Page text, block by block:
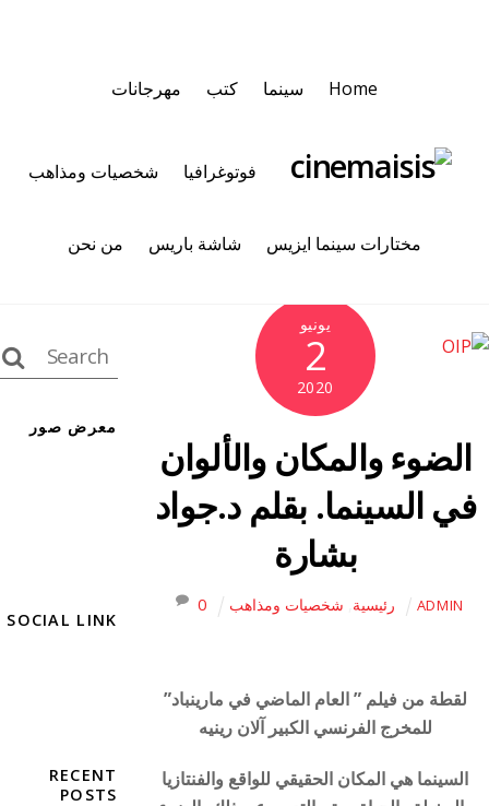
Home سينما كتب مهرجانات
فوتوغرافيا شخصيات ومذاهب
مختارات سينما ايزيس شاشة باريس من نحن
يونيو
2
2020
الضوء والمكان والألوان
في السينما. بقلم د.جواد
بشارة
ADMIN رئيسية شخصيات ومذاهب 0
لقطة من فيلم ” العام الماضي في مارينباد”
للمخرج الفرنسي الكبير آلان رينيه
السينما هي المكان الحقيقي للواقع والفنتازيا
معرض صور
SOCIAL LINK
RECENT
POSTS